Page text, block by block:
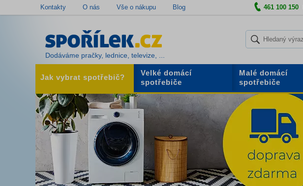
Kontakty O nás Vše o nákupu Blog 461 100 150
Dodáváme pračky, lednice, televize, ...
Jak vybrat spotřebič?
Velké domácí
spotřebiče
Malé domácí
spotřebiče